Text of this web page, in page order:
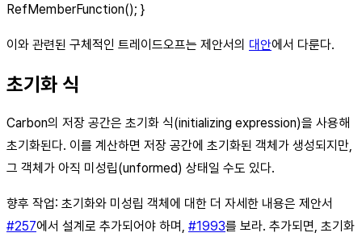
RefMemberFunction(); }
이와 관련된 구체적인 트레이드오프는 제안서의 대안에서 다룬다.
초기화 식
Carbon의 저장 공간은 초기화 식(initializing expression)을 사용해
초기화된다. 이를 계산하면 저장 공간에 초기화된 객체가 생성되지만,
그 객체가 아직 미성립(unformed) 상태일 수도 있다.
향후 작업: 초기화와 미성립 객체에 대한 더 자세한 내용은 제안서
#257에서 설계로 추가되어야 하며, #1993를 보라. 추가되면, 초기화